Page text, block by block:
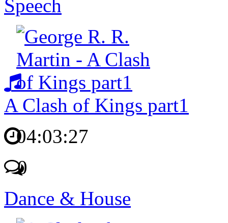
Speech
A Clash of Kings part1
04:03:27
0
Dance & House